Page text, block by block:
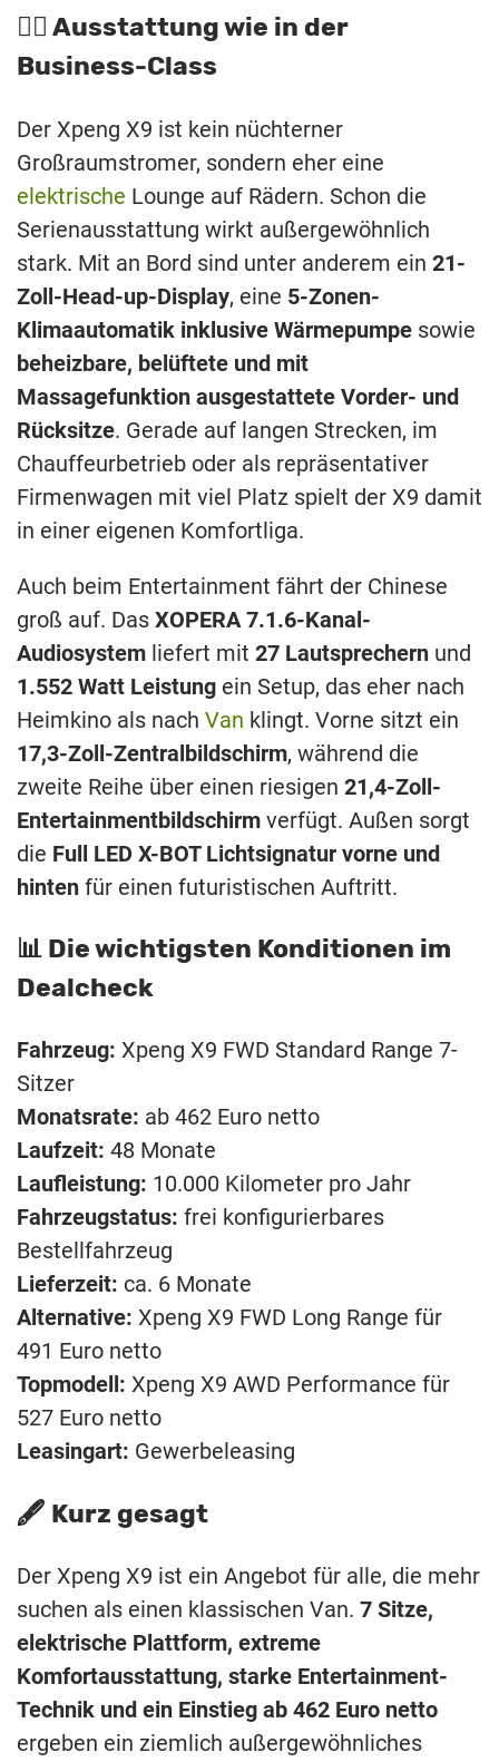
👍🏼 Ausstattung wie in der
Business-Class
Der Xpeng X9 ist kein nüchterner
Großraumstromer, sondern eher eine
elektrische Lounge auf Rädern. Schon die
Serienausstattung wirkt außergewöhnlich
stark. Mit an Bord sind unter anderem ein 21-
Zoll-Head-up-Display, eine 5-Zonen-
Klimaautomatik inklusive Wärmepumpe sowie
beheizbare, belüftete und mit
Massagefunktion ausgestattete Vorder- und
Rücksitze. Gerade auf langen Strecken, im
Chauffeurbetrieb oder als repräsentativer
Firmenwagen mit viel Platz spielt der X9 damit
in einer eigenen Komfortliga.
Auch beim Entertainment fährt der Chinese
groß auf. Das XOPERA 7.1.6-Kanal-
Audiosystem liefert mit 27 Lautsprechern und
1.552 Watt Leistung ein Setup, das eher nach
Heimkino als nach Van klingt. Vorne sitzt ein
17,3-Zoll-Zentralbildschirm, während die
zweite Reihe über einen riesigen 21,4-Zoll-
Entertainmentbildschirm verfügt. Außen sorgt
die Full LED X-BOT Lichtsignatur vorne und
hinten für einen futuristischen Auftritt.
📊 Die wichtigsten Konditionen im
Dealcheck
Fahrzeug: Xpeng X9 FWD Standard Range 7-
Sitzer
Monatsrate: ab 462 Euro netto
Laufzeit: 48 Monate
Laufleistung: 10.000 Kilometer pro Jahr
Fahrzeugstatus: frei konfigurierbares
Bestellfahrzeug
Lieferzeit: ca. 6 Monate
Alternative: Xpeng X9 FWD Long Range für
491 Euro netto
Topmodell: Xpeng X9 AWD Performance für
527 Euro netto
Leasingart: Gewerbeleasing
🖋️ Kurz gesagt
Der Xpeng X9 ist ein Angebot für alle, die mehr
suchen als einen klassischen Van. 7 Sitze,
elektrische Plattform, extreme
Komfortausstattung, starke Entertainment-
Technik und ein Einstieg ab 462 Euro netto
ergeben ein ziemlich außergewöhnliches